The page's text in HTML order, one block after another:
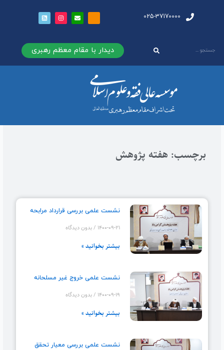
025-37170000
دیدار با مقام معظم رهبری
برچسب: هفته پژوهش
نشست علمی بررسی قرارداد مرابحه
۱۴۰۰-۰۹-۲۱ بدون دیدگاه
بیشتر بخوانید »
نشست علمی خروج غیر مسلحانه
۱۴۰۰-۰۹-۱۹ بدون دیدگاه
بیشتر بخوانید »
نشست علمی بررسی معیار تحقق